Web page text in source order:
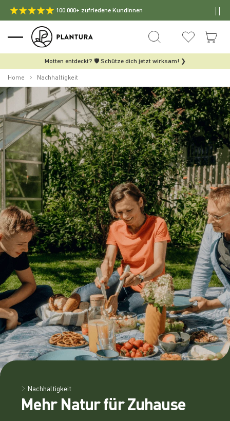
100.000+ zufriedene KundInnen
Motten entdeckt? 🛡️ Schütze dich jetzt wirksam! ❯
Home Nachhaltigkeit
Nachhaltigkeit
Mehr Natur für Zuhause